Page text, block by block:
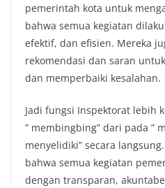
pemerintah kota untuk
bahwa semua kegiatan
efektif, dan efisien. Mereka
rekomendasi dan saran
dan memperbaiki kesalahan.
Jadi fungsi Inspektorat lebih
” membingbing” dari pada ”
menyelidiki” secara
bahwa semua kegiatan
dengan transparan,